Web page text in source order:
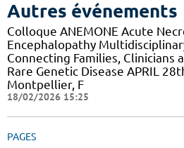
Autres événements
Colloque ANEMONE Acute
Encephalopathy
Connecting Families, Clinicians
Rare Genetic Disease APRIL
Montpellier, F
18/02/2026 15:25
PAGES